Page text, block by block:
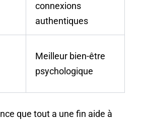
connexions
authentiques
Meilleur bien-être
psychologique
que tout a une fin aide à